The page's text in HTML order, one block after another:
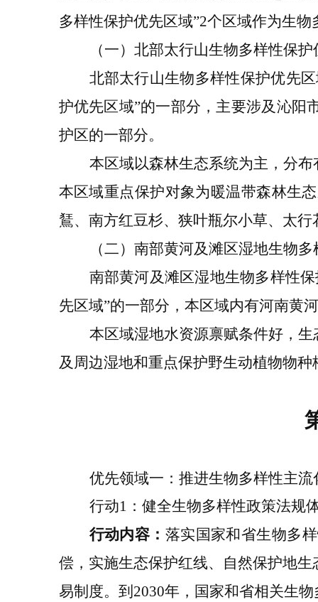
多样性保护优先区域”2个区域作为生物
（一）北部太行山生物多样性保护
北部太行山生物多样性保护优先
护优先区域”的一部分， 主要涉及 沁阳
护区的一部分。
本区域以森林生态系统为主 ，分
本区域重点保护对象为暖温带森林生
鵟、南方红豆杉、 狭叶瓶尔小草、太行
（二） 南部黄河及滩区湿地生物
南部黄河及滩区湿地生物多样性
先区域”的一部分，本区域内有河南黄
本区域湿地水资源禀赋条件好，生
及周边湿地和重点保护野生动植物物种
优先领域一：推进生物多样性主流
行动1 ： 健全生物多样性政策法规
行动内容： 落实国家和省生物多
偿，实施生态保护红线、自然保护地
易制度。到 2030年，国家和省相关生物